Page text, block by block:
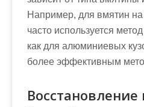
Например, для вмятин на
часто используется
как для алюминиевых
более эффективным
Восстановление